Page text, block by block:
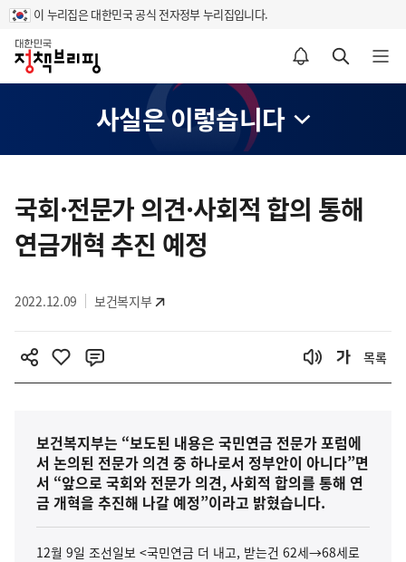
이 누리집은 대한민국 공식 전자정부 누리집입니다.
홈
알림설정 바로가기 검색 바로가기 메뉴 열기
사실은 이렇습니다
텐
츠
영
국회·전문가 의견·사회적 합의 통해
연금개혁 추진 예정
2022.12.09 보건복지부
목록
보건복지부는 “보도된 내용은 국민연금 전문가 포럼에
서 논의된 전문가 의견 중 하나로서 정부안이 아니다”면
서 “앞으로 국회와 전문가 의견, 사회적 합의를 통해 연
금 개혁을 추진해 나갈 예정”이라고 밝혔습니다.
12월 9일 조선일보 <국민연금 더 내고, 받는건 62세→68세로